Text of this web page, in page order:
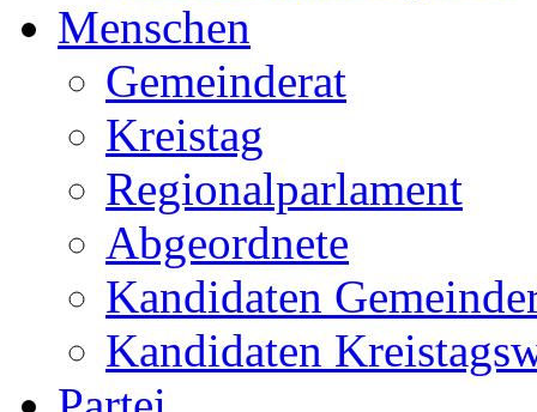
Menschen
Gemeinderat
Kreistag
Regionalparlament
Abgeordnete
Kandidaten
Kandidaten